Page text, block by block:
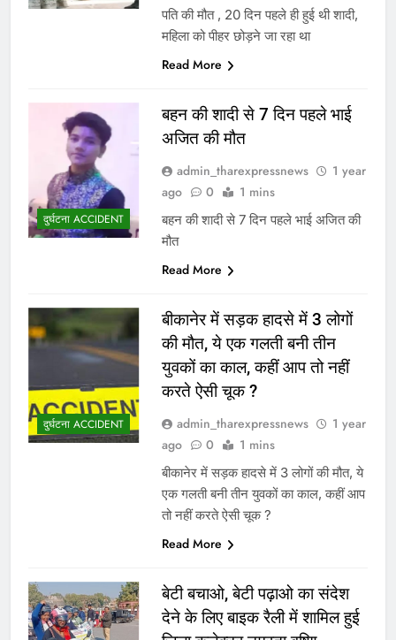
पति की मौत , 20 दिन पहले ही हुई थी शादी,
महिला को पीहर छोड़ने जा रहा था
Read More
दुर्घटना ACCIDENT
बहन की शादी से 7 दिन पहले भाई
अजित की मौत
admin_tharexpressnews
1 year
ago
0 1 mins
बहन की शादी से 7 दिन पहले भाई अजित की
मौत
Read More
दुर्घटना ACCIDENT
बीकानेर में सड़क हादसे में 3 लोगों
की मौत, ये एक गलती बनी तीन
युवकों का काल, कहीं आप तो नहीं
करते ऐसी चूक ?
admin_tharexpressnews
1 year
ago
0 1 mins
बीकानेर में सड़क हादसे में 3 लोगों की मौत, ये
एक गलती बनी तीन युवकों का काल, कहीं आप
तो नहीं करते ऐसी चूक ?
Read More
बेटी बचाओ, बेटी पढ़ाओ का संदेश
देने के लिए बाइक रैली में शामिल हुई